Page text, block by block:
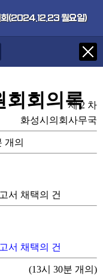
회(2024.12.23 월요일)
회회의록제 2 차
화성시의회사무국
개의
서 채택의 건
서 채택의 건
(13시 30분 개의)